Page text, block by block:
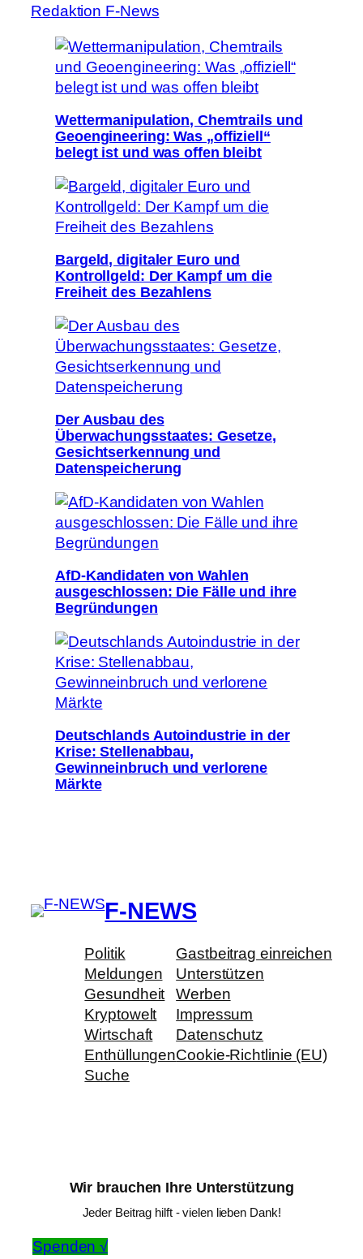
Redaktion F-News
Wettermanipulation, Chemtrails und
Geoengineering: Was „offiziell“
belegt ist und was offen bleibt
Bargeld, digitaler Euro und
Kontrollgeld: Der Kampf um die
Freiheit des Bezahlens
Der Ausbau des
Überwachungsstaates: Gesetze,
Gesichtserkennung und
Datenspeicherung
AfD-Kandidaten von Wahlen
ausgeschlossen: Die Fälle und ihre
Begründungen
Deutschlands Autoindustrie in der
Krise: Stellenabbau,
Gewinneinbruch und verlorene
Märkte
F-NEWS
Politik
Meldungen
Gesundheit
Kryptowelt
Wirtschaft
Enthüllungen
Suche
Gastbeitrag einreichen
Unterstützen
Werben
Impressum
Datenschutz
Cookie-Richtlinie (EU)
Wir brauchen Ihre Unterstützung
Jeder Beitrag hilft - vielen lieben Dank!
Spenden √